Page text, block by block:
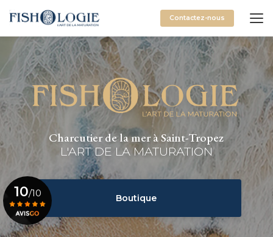
au
principal
Contactez-nous
Charcutier de la mer à Saint-Tropez
L'ART DE LA MATURATION
Boutique
10/10
Voir le certificat